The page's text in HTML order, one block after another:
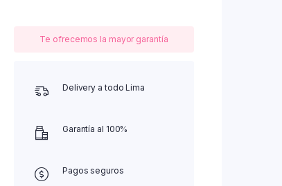
Te ofrecemos la mayor garantía
Delivery a todo Lima
Garantía al 100%
Pagos seguros